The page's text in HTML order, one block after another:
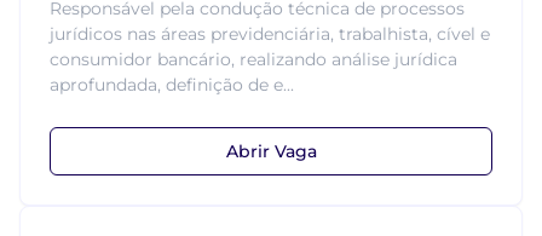
Responsável pela condução técnica de processos
jurídicos nas áreas previdenciária, trabalhista, cível e
consumidor bancário, realizando análise jurídica
aprofundada, definição de e...
Abrir Vaga